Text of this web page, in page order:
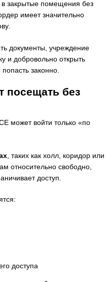
в закрытые помещения без
имеет значительно
документы, учреждение
и добровольно открыть
законно.
посещать без
может войти только «по
, таких как холл, коридор или
относительно свободно,
доступ.
доступа